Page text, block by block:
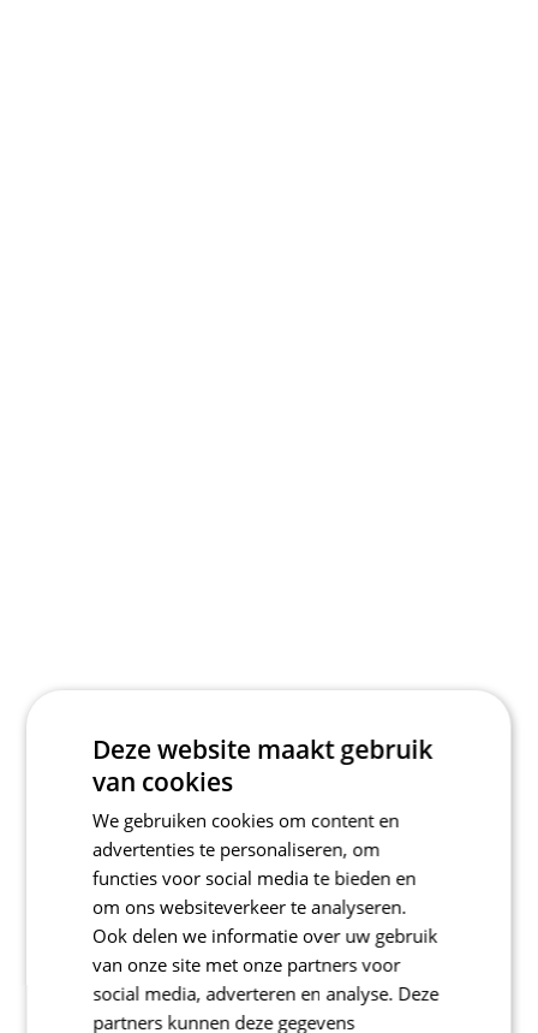
Deze website maakt gebruik
van cookies
We gebruiken cookies om content en
advertenties te personaliseren, om
functies voor social media te bieden en
om ons websiteverkeer te analyseren.
Ook delen we informatie over uw gebruik
van onze site met onze partners voor
social media, adverteren en analyse. Deze
partners kunnen deze gegevens